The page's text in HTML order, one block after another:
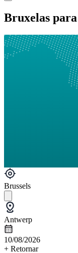
Bruxelas
Brussels
Antwerp
10/08/2026
+ Retornar